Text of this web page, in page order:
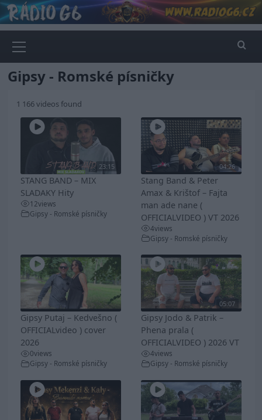
Skip
to
content
Menu
Gipsy - Romské písničky
1 166 videos found
23:15
STANG BAND – MIX
SLADAKY Hity
12views
Gipsy - Romské písničky
04:26
Stang Band & Peter
Amax & Krištof – Fajta
man ade nane (
OFFICIALVIDEO ) VT 2026
4views
Gipsy - Romské písničky
Gipsy Putaj – Kedvešno (
OFFICIALvideo ) cover
2026
0views
Gipsy - Romské písničky
05:07
Gipsy Jodo & Patrik –
Phena prala (
OFFICIALVIDEO ) 2026 VT
4views
Gipsy - Romské písničky